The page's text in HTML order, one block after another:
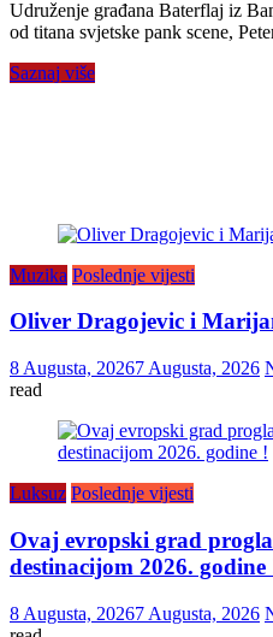
​Udruženje građana Baterflaj iz
od titana svjetske pank scene,
Saznaj više
Muzika Poslednje vijesti
Oliver Dragojevic i
8 Augusta, 20267 Augusta, 2026
read
Luksuz Poslednje vijesti
Ovaj evropski grad
destinacijom 2026. godine
8 Augusta, 20267 Augusta, 2026